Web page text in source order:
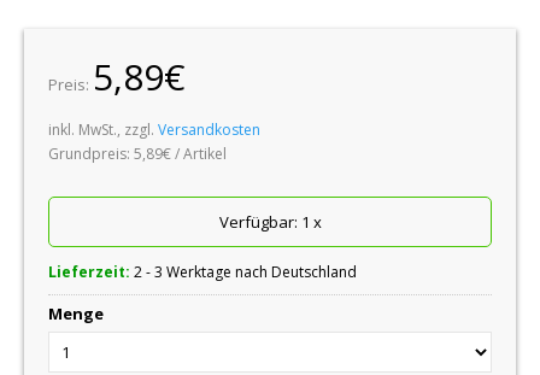
Preis: 5,89€
inkl. MwSt., zzgl.Versandkosten
Grundpreis:5,89€ / Artikel
Verfügbar: 1 x
Lieferzeit:2 - 3 Werktage nach Deutschland
Menge